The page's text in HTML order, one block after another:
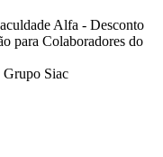
Alfa - Desconto
para Colaboradores do
Grupo Siac